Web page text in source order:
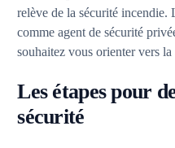
relève de la sécurité
comme agent de sécurité
souhaitez vous orienter vers
Les étapes pour
sécurité